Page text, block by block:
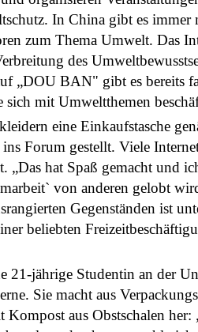
In China gibt es immer
zum Thema Umwelt. Das
des
„DOU BAN" gibt es bereits
mit Umweltthemen
eine Einkaufstasche
Forum gestellt. Viele
„Das hat Spaß gemacht und
von anderen gelobt
Gegenständen ist
beliebten
21-jährige Studentin an der
Sie macht aus
Kompost aus Obstschalen her: